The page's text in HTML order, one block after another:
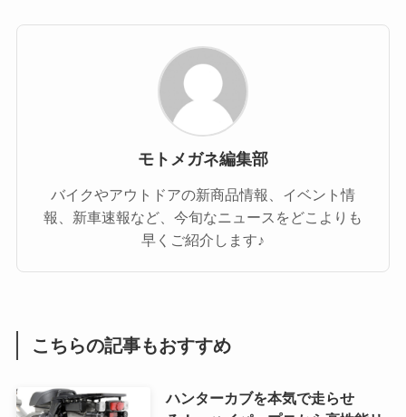
モトメガネ編集部
バイクやアウトドアの新商品情報、イベント情
報、新車速報など、今旬なニュースをどこよりも
早くご紹介します♪
こちらの記事もおすすめ
ハンターカブを本気で走らせ